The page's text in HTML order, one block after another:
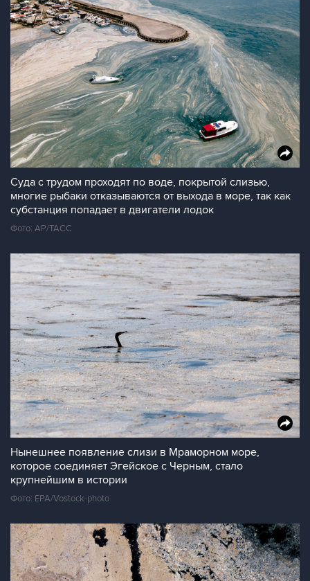
Суда с трудом проходят по воде, покрытой слизью,
многие рыбаки отказываются от выхода в море, так как
субстанция попадает в двигатели лодок
Фото: АР/ТАСС
Нынешнее появление слизи в Мраморном море,
которое соединяет Эгейское с Черным, стало
крупнейшим в истории
Фото: EPA/Vostock-photo